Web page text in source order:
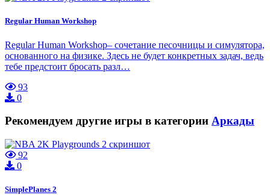
Regular Human Workshop
Regular Human Workshop– сочетание песочницы и симулятора,
основанного на физике. Здесь не будет конкретных задач, ведь
тебе предстоит бросать разл…
93
0
Рекомендуем другие игры в категории Аркады
92
0
SimplePlanes 2